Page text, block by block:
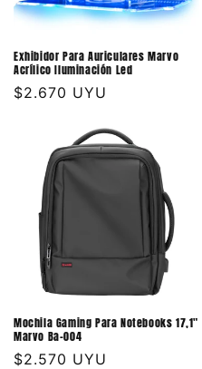
Exhibidor Para Auriculares Marvo
Acrílico Iluminación Led
Precio
$2.670 UYU
Mochila Gaming Para Notebooks 17,1"
Marvo Ba-004
Precio
$2.570 UYU